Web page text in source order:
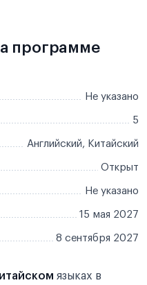
программе
Не указано
5
Английский, Китайский
Открыт
Не указано
15 мая 2027
8 сентября 2027
языках в